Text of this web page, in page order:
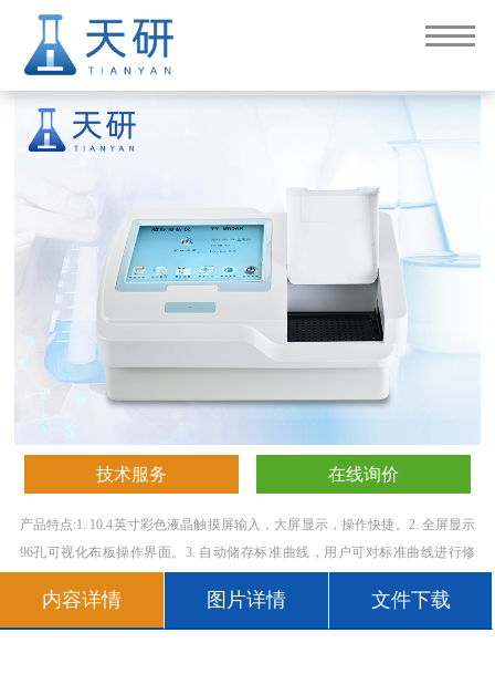
微孔板光度计(TY-SY96S)
技术服务 在线询价
产品特点:1. 10.4英寸彩色液晶触摸屏输入，大屏显示，操作快捷。2. 全屏显示
96孔可视化布板操作界面。3. 自动储存标准曲线，用户可对标准曲线进行修
波长测试模式下均可进行自动调零。6. 可选配外接PC软件，网络化支持，迎合
内容详情 图片详情 文件下载